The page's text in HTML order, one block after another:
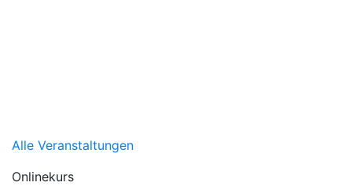
Alle Veranstaltungen
Onlinekurs